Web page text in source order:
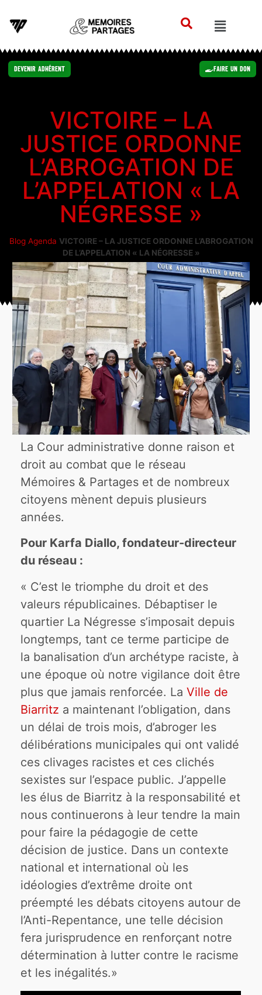
Devenir Adhérent Faire un Don
VICTOIRE – LA
JUSTICE ORDONNE
L’ABROGATION DE
L’APPELATION « LA
NÉGRESSE »
Blog Agenda VICTOIRE – LA JUSTICE ORDONNE L’ABROGATION
DE L’APPELATION « LA NÉGRESSE »
La Cour administrative donne raison et
droit au combat que le réseau
Mémoires & Partages et de nombreux
citoyens mènent depuis plusieurs
années.
Pour Karfa Diallo, fondateur-directeur
du réseau :
« C’est le triomphe du droit et des
valeurs républicaines. Débaptiser le
quartier La Négresse s’imposait depuis
longtemps, tant ce terme participe de
la banalisation d’un archétype raciste, à
une époque où notre vigilance doit être
plus que jamais renforcée. LaVille de
Biarritz a maintenant l’obligation, dans
un délai de trois mois, d’abroger les
délibérations municipales qui ont validé
ces clivages racistes et ces clichés
sexistes sur l’espace public. J’appelle
les élus de Biarritz à la responsabilité et
nous continuerons à leur tendre la main
pour faire la pédagogie de cette
décision de justice. Dans un contexte
national et international où les
idéologies d’extrême droite ont
préempté les débats citoyens autour de
l’Anti-Repentance, une telle décision
fera jurisprudence en renforçant notre
détermination à lutter contre le racisme
et les inégalités.»